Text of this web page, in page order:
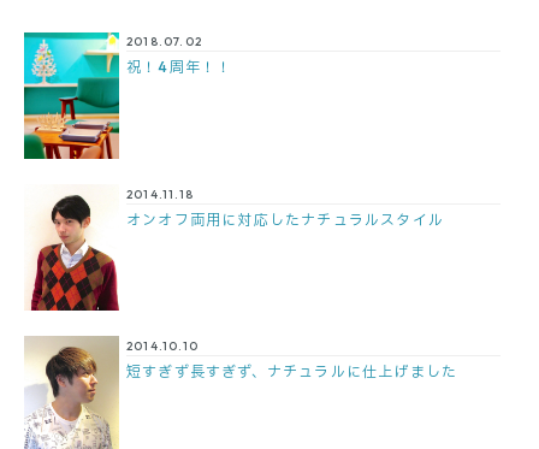
2018.07.02
祝！4周年！！
2014.11.18
オンオフ両用に対応したナチュラルスタイル
2014.10.10
短すぎず長すぎず、ナチュラルに仕上げました